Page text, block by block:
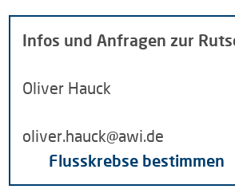
Infos und Anfragen zur
Oliver Hauck
oliver.hauck@awi.de
Flusskrebse bestimmen